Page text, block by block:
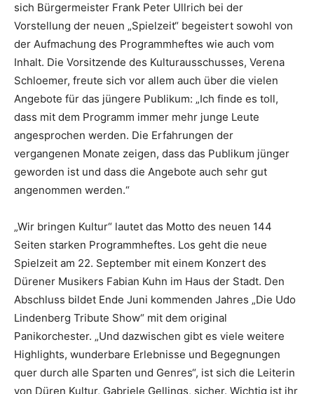
sich Bürgermeister Frank Peter Ullrich bei der
Vorstellung der neuen „Spielzeit“ begeistert sowohl von
der Aufmachung des Programmheftes wie auch vom
Inhalt. Die Vorsitzende des Kulturausschusses, Verena
Schloemer, freute sich vor allem auch über die vielen
Angebote für das jüngere Publikum: „Ich finde es toll,
dass mit dem Programm immer mehr junge Leute
angesprochen werden. Die Erfahrungen der
vergangenen Monate zeigen, dass das Publikum jünger
geworden ist und dass die Angebote auch sehr gut
angenommen werden.“
„Wir bringen Kultur“ lautet das Motto des neuen 144
Seiten starken Programmheftes. Los geht die neue
Spielzeit am 22. September mit einem Konzert des
Dürener Musikers Fabian Kuhn im Haus der Stadt. Den
Abschluss bildet Ende Juni kommenden Jahres „Die Udo
Lindenberg Tribute Show“ mit dem original
Panikorchester. „Und dazwischen gibt es viele weitere
Highlights, wunderbare Erlebnisse und Begegnungen
quer durch alle Sparten und Genres“, ist sich die Leiterin
von Düren Kultur, Gabriele Gellings, sicher. Wichtig ist ihr